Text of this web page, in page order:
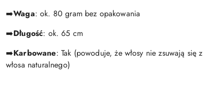
➡️Waga: ok. 80 gram bez opakowania
➡️Długość: ok. 65 cm
➡️Karbowane: Tak (powoduje, że włosy nie zsuwają się z
włosa naturalnego)